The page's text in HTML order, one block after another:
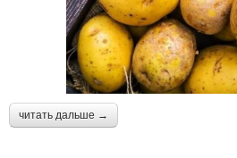
читать дальше →